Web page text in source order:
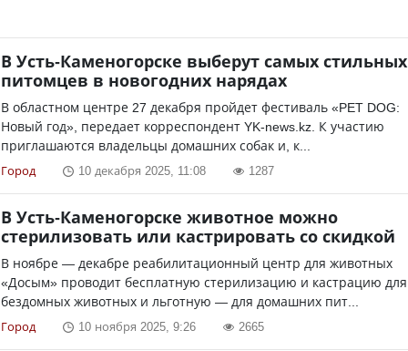
В Усть-Каменогорске выберут самых стильных
питомцев в новогодних нарядах
В областном центре 27 декабря пройдет фестиваль «PET DOG:
Новый год», передает корреспондент YK-news.kz. К участию
приглашаются владельцы домашних собак и, к...
Город 10 декабря 2025, 11:08 1287
В Усть-Каменогорске животное можно
стерилизовать или кастрировать со скидкой
В ноябре — декабре реабилитационный центр для животных
«Досым» проводит бесплатную стерилизацию и кастрацию для
бездомных животных и льготную — для домашних пит...
Город 10 ноября 2025, 9:26 2665